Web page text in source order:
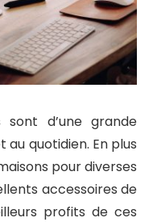
sont d’une grande
quotidien. En plus
pour diverses
accessoires de
profits de ces